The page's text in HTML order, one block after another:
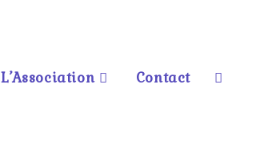
L’Association Contact